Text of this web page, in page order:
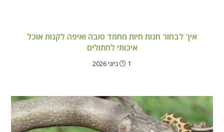
איך לבחור חנות חיות מחמד טובה ואיפה לקנות אוכל
איכותי לחתולים
1 ביוני 2026